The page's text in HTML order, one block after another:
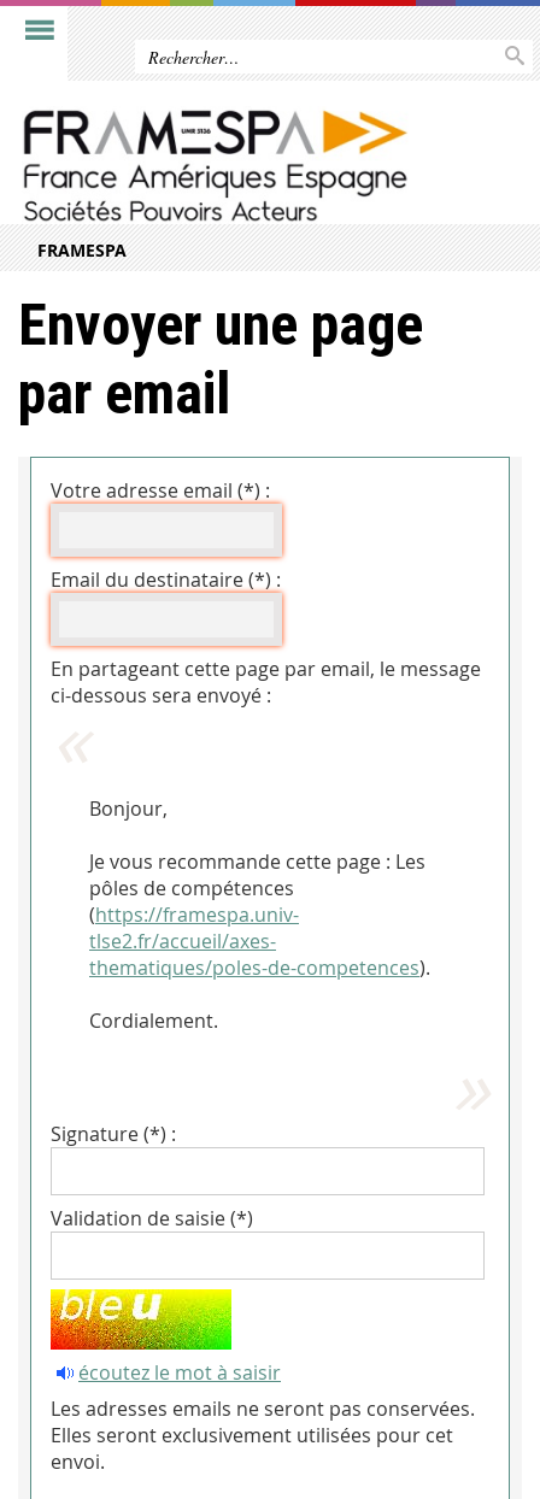
FRAMESPA
Envoyer une page
par email
Votre adresse email (*) :
Email du destinataire (*) :
En partageant cette page par email, le message
ci-dessous sera envoyé :
Bonjour,
Je vous recommande cette page : Les
pôles de compétences
(https://framespa.univ-
tlse2.fr/accueil/axes-
thematiques/poles-de-competences).
Cordialement.
Signature (*) :
Validation de saisie (*)
écoutez le mot à saisir
Les adresses emails ne seront pas conservées.
Elles seront exclusivement utilisées pour cet
envoi.